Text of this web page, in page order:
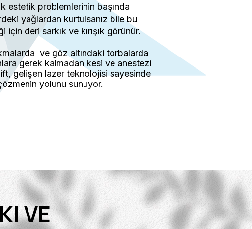
estetik problemlerinin başında
yağlardan kurtulsanız bile bu
deri sarkık ve kırışık görünür.
ve göz altındaki torbalarda
gerek kalmadan kesi ve anestezi
gelişen lazer teknolojisi sayesinde
yolunu sunuyor.
VE